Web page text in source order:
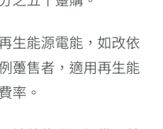
生能源電能，如改依
躉售者，適用再生能
率。